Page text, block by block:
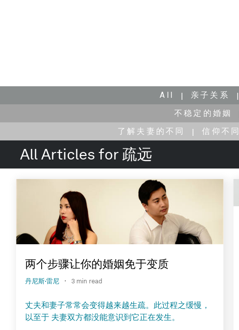
All 亲子关系
不稳定的婚姻
了解夫妻的不同
信仰不同
All Articles for 疏远
两个步骤让你的婚姻免于变质
丹尼斯·雷尼 · 3 min read
丈夫和妻子常常会变得越来越生疏。此过程之缓慢，
以至于 夫妻双方都没能意识到它正在发生。